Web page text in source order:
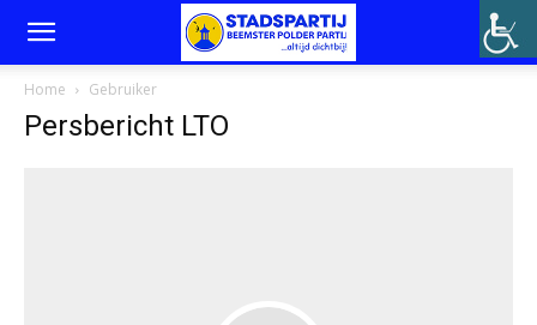
Home Gebruiker
Persbericht LTO